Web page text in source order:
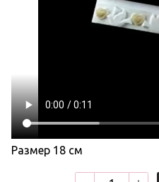
Размер 18 см